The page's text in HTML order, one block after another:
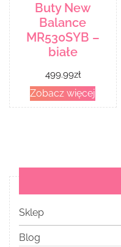
Buty New
Balance
MR530SYB –
białe
499.99zł
Zobacz więcej
Sklep
Blog